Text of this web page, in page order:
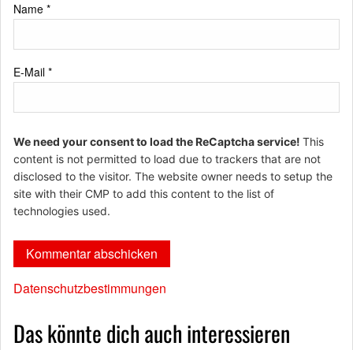
Name *
E-Mail *
We need your consent to load the ReCaptcha service! This
content is not permitted to load due to trackers that are not
disclosed to the visitor. The website owner needs to setup the
site with their CMP to add this content to the list of
technologies used.
Datenschutzbestimmungen
Das könnte dich auch interessieren